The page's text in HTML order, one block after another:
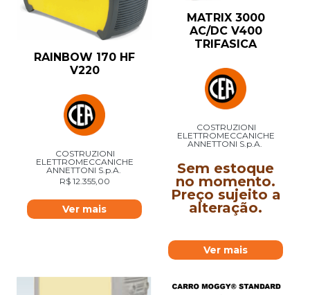
RAINBOW 170 HF
V220
COSTRUZIONI
ELETTROMECCANICHE
ANNETTONI S.p.A.
R$12.355,00
Ver mais
MATRIX 3000
AC/DC V400
TRIFASICA
COSTRUZIONI
ELETTROMECCANICHE
ANNETTONI S.p.A.
Sem estoque
no momento.
Preço sujeito a
alteração.
Ver mais